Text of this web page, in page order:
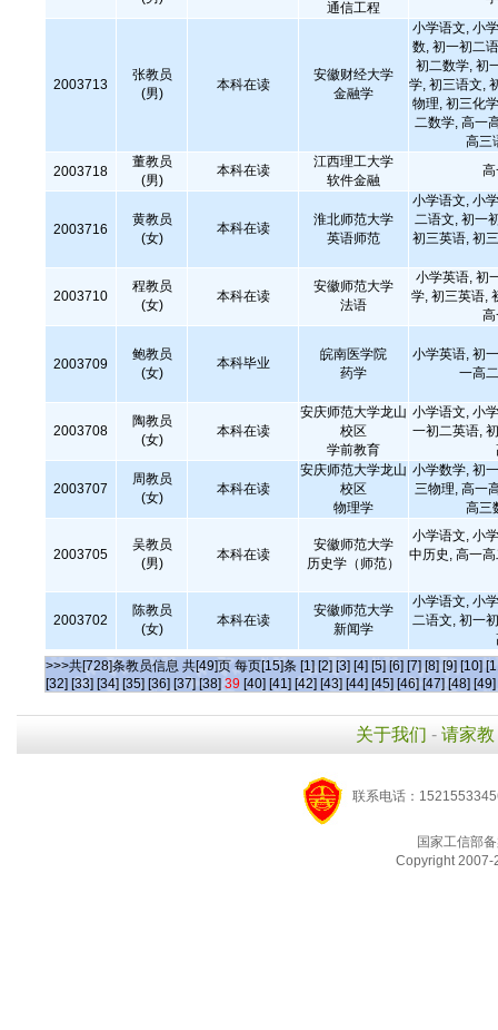
通信工程
2003713
张教员
(男)
本科在读
安徽财经大学
金融学
小学语文, 小
数, 初一初二
初二数学, 初
学, 初三语文,
物理, 初三化
二数学, 高一
高三
2003718
董教员
(男)
本科在读
江西理工大学
软件金融
2003716
黄教员
(女)
本科在读
淮北师范大学
英语师范
小学语文, 小
二语文, 初一
初三英语, 初
2003710
程教员
(女)
本科在读
安徽师范大学
法语
小学英语, 初
学, 初三英语,
2003709
鲍教员
(女)
本科毕业
皖南医学院
药学
小学英语, 初
一高
2003708
陶教员
(女)
本科在读
安庆师范大学龙山
校区
学前教育
小学语文, 小
一初二英语,
2003707
周教员
(女)
本科在读
安庆师范大学龙山
校区
物理学
小学数学, 初
三物理, 高一
高三
2003705
吴教员
(男)
本科在读
安徽师范大学
历史学（师范）
小学语文, 小
中历史, 高一
2003702
陈教员
(女)
本科在读
安徽师范大学
新闻学
小学语文, 小
二语文, 初一
>>>共[728]条教员信息 共[49]页 每页[15]条 [1] [2] [3] [4] [5] [6] [7] [8] [9] [10]
[32] [33] [34] [35] [36] [37] [38] 39 [40] [41] [42] [43] [44] [45] [46] [47] [48] [49]
关于我们 - 请家教
联系电话：
国家工信部
Copyright 2007-